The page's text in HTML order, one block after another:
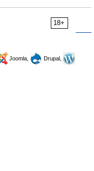
18+
Joomla,
Drupal,